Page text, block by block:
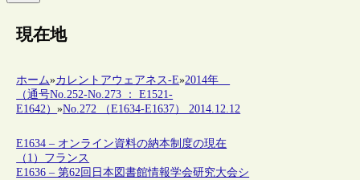
現在地
ホーム»カレントアウェアネス-E»2014年
（通号No.252-No.273 ： E1521-
E1642）»No.272 （E1634-E1637） 2014.12.12
E1634 – オンライン資料の納本制度の現在
（1）フランス
E1636 – 第62回日本図書館情報学会研究大会シ